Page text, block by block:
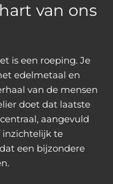
van ons
is een roeping. Je
edelmetaal en
van de mensen
doet dat laatste
aangevuld
inzichtelijk te
een bijzondere